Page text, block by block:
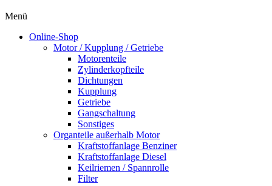
Menü
Online-Shop
Motor / Kupplung / Getriebe
Motorenteile
Zylinderkopfteile
Dichtungen
Kupplung
Getriebe
Gangschaltung
Sonstiges
Organteile außerhalb Motor
Kraftstoffanlage Benziner
Kraftstoffanlage Diesel
Keilriemen / Spannrolle
Filter